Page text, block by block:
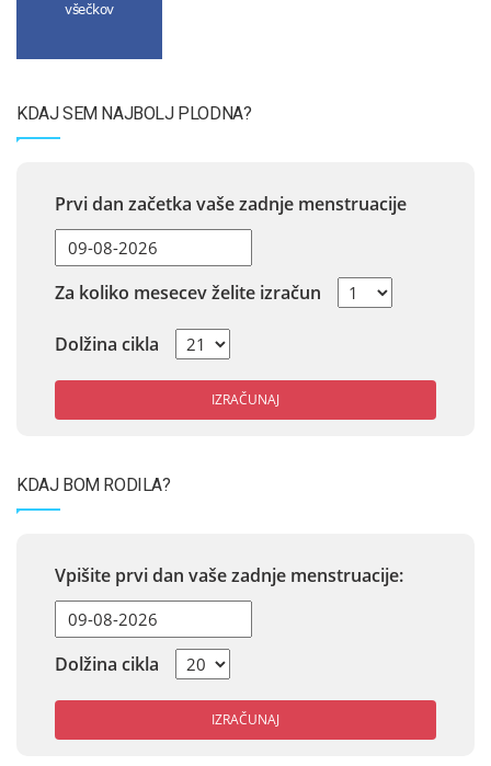
všečkov
KDAJ SEM NAJBOLJ PLODNA?
Prvi dan začetka vaše zadnje menstruacije
Za koliko mesecev želite izračun
Dolžina cikla
IZRAČUNAJ
KDAJ BOM RODILA?
Vpišite prvi dan vaše zadnje menstruacije:
Dolžina cikla
IZRAČUNAJ